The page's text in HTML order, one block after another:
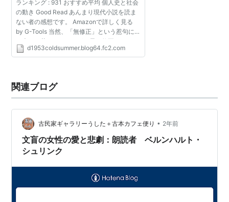
ランキング : 931 おすすめ平均 個人史と社会
の動き Good Read あんまり現代小説を読ま
ない者の感想です。 Amazonで詳しく見る
by G-Tools 当然、「無修正」という惹句に
は大きく惹かれたのだが、元々修正するほど
裸が出てくるわけではないので（裸体はたく
d1953coldsummer.blog64.fc2.com
関連ブログ
古民家ギャラリーうした＋古本カフェ便り • 2年前
文盲の女性の愛と悲劇：朗読者 ベルンハルト・
シュリンク